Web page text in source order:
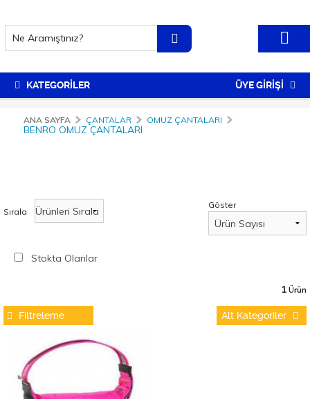
KATEGORİLER ÜYE GİRİŞİ
ANA SAYFA ÇANTALAR OMUZ ÇANTALARI
BENRO OMUZ ÇANTALARI
Sırala
Göster
Stokta Olanlar
1 Ürün
Filtreleme Alt Kategoriler